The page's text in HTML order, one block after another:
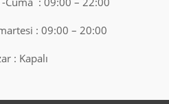
: 09:00 – 20:00
: Kapalı